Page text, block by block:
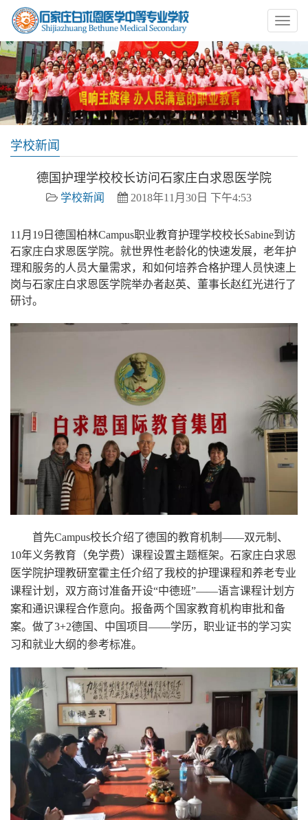
学校新闻
德国护理学校校长访问石家庄白求恩医学院
学校新闻 2018年11月30日 下午4:53
11月19日德国柏林Campus职业教育护理学校校长Sabine到访
石家庄白求恩医学院。就世界性老龄化的快速发展，老年护
理和服务的人员大量需求，和如何培养合格护理人员快速上
岗与石家庄白求恩医学院举办者赵英、董事长赵红光进行了
研讨。
首先Campus校长介绍了德国的教育机制——双元制、
10年义务教育（免学费）课程设置主题框架。石家庄白求恩
医学院护理教研室霍主任介绍了我校的护理课程和养老专业
课程计划，双方商讨准备开设“中德班”——语言课程计划方
案和通识课程合作意向。报备两个国家教育机构审批和备
案。做了3+2德国、中国项目——学历，职业证书的学习实
习和就业大纲的参考标准。